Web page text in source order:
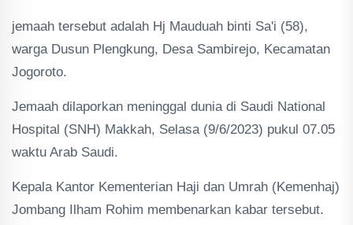
jemaah tersebut adalah Hj Mauduah binti Sa'i (58),
warga Dusun Plengkung, Desa Sambirejo, Kecamatan
Jogoroto.
Jemaah dilaporkan meninggal dunia di Saudi National
Hospital (SNH) Makkah, Selasa (9/6/2023) pukul 07.05
waktu Arab Saudi.
Kepala Kantor Kementerian Haji dan Umrah (Kemenhaj)
Jombang Ilham Rohim membenarkan kabar tersebut.